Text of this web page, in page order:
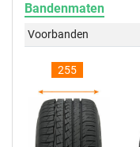
Bandenmaten
Voorbanden
255